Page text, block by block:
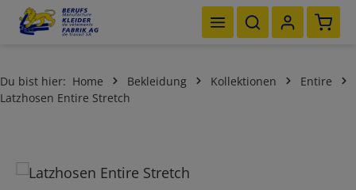
Zum Hauptinhalt springen
Du bist hier: Home Bekleidung Kollektionen
Entire
Latzhosen Entire Stretch
Bildergalerie überspringen